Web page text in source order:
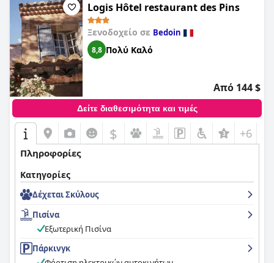
Logis Hôtel restaurant des Pins
Ξενοδοχείο σε Bedoin
8,8 Πολύ Καλό
Από 144 $
Δείτε διαθεσιμότητα και τιμές
$ +6
Πληροφορίες
Κατηγορίες
Δέχεται Σκύλους
Πισίνα
Εξωτερική Πισίνα
Πάρκινγκ